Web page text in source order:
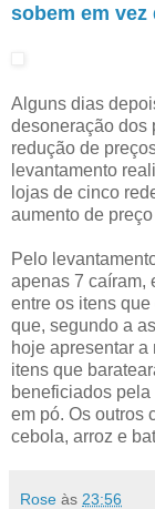
sobem em vez
Alguns dias
desoneração dos
redução de
levantamento
lojas de cinco
aumento de
Pelo
apenas 7 caíram,
entre os itens
que, segundo a
hoje apresentar
itens que
beneficiados
em pó. Os outros
cebola, arroz e
Rose às 23:56